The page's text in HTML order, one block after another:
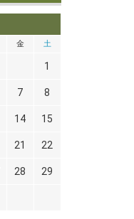
金 土
1
7 8
14 15
21 22
28 29